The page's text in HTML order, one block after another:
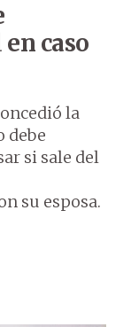
caso
la
debe
si sale del
su esposa.